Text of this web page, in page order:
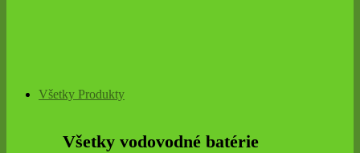
Všetky Produkty
Všetky vodovodné batérie